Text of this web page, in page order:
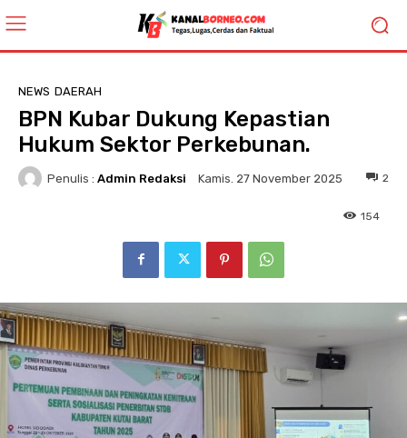
NEWS DAERAH
BPN Kubar Dukung Kepastian
Hukum Sektor Perkebunan.
Penulis : Admin Redaksi Kamis. 27 November 2025 2
154